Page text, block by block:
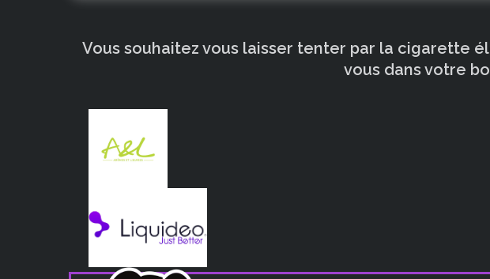
Vous souhaitez vous laisser tenter par la cigarette
vous dans votre